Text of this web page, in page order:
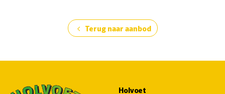
chevron_left Terug naar aanbod
Holvoet